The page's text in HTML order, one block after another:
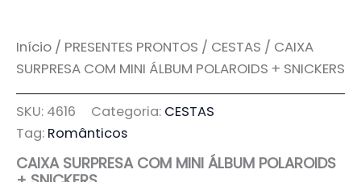
Início / PRESENTES PRONTOS / CESTAS / CAIXA
SURPRESA COM MINI ÁLBUM POLAROIDS + SNICKERS
SKU: 4616 Categoria: CESTAS
Tag: Românticos
CAIXA SURPRESA COM MINI ÁLBUM POLAROIDS